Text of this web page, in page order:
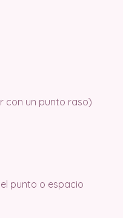
con un punto raso)
punto o espacio